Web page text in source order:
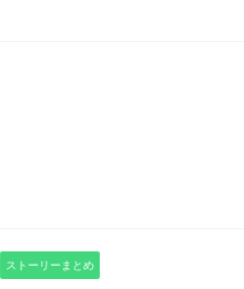
ストーリーまとめ